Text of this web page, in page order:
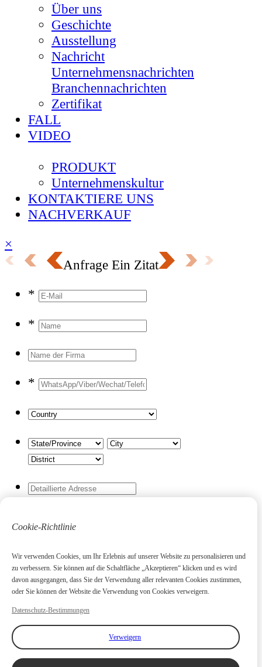
Über uns
Geschichte
Ausstellung
Nachricht
Unternehmensnachrichten
Branchennachrichten
Zertifikat
FALL
VIDEO
PRODUKT
Unternehmenskultur
KONTAKTIERE UNS
NACHVERKAUF
×
Anfrage Ein Zitat
*
*
*
vorhanden ist, geben Sie bitte Ihre
Lieferung bis an Ihre Haustür wünschen.
Bei Bedarf liefert EMEAN an Ihren
Cookie-Richtlinie
Wir verwenden Cookies, um Ihr Erlebnis auf unserer Website zu personalisieren und
zu verbessern. Sie können auf die Schaltfläche „Akzeptieren“ klicken und es wird
davon ausgegangen, dass Sie der Verwendung aller relevanten Cookies zustimmen,
oder Sie können der Website die Verwendung von Cookies verweigern.
Datenschutz-Bestimmungen
Verweigern